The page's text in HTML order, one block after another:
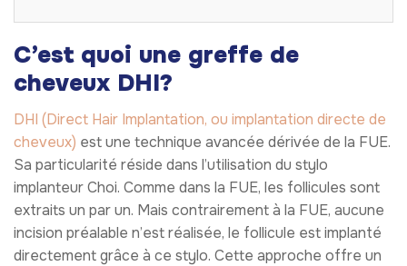
C’est quoi une greffe de
cheveux DHI?
DHI (Direct Hair Implantation, ou implantation directe de
cheveux) est une technique avancée dérivée de la FUE.
Sa particularité réside dans l’utilisation du stylo
implanteur Choi. Comme dans la FUE, les follicules sont
extraits un par un. Mais contrairement à la FUE, aucune
incision préalable n’est réalisée, le follicule est implanté
directement grâce à ce stylo. Cette approche offre un